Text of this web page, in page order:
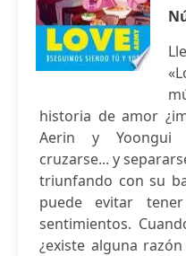
historia de amor
Aerin y Yoongui
cruzarse... y
triunfando con su
puede evitar
sentimientos.
¿existe alguna